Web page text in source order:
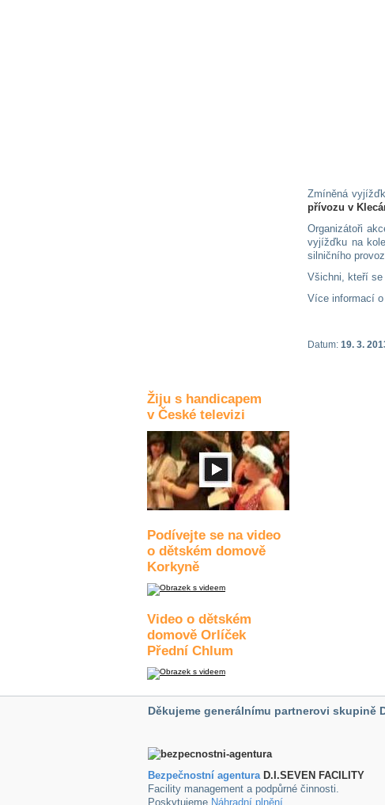
Žiju s handicapem
v České televizi
Podívejte se na video
o dětském domově
Korkyně
Video o dětském
domově Orlíček
Přední Chlum
Zmíněná
přívozu v
Organizátoři
vyjížďku na
silničního
Všichni, kteří se
Více informací
Datum: 19. 3.
Děkujeme generálnímu partnerovi skupině
Bezpečnostní agenturaD.I.SEVEN FACILITY
Facility management a podpůrné činnosti.
Poskytujeme Náhradní plnění